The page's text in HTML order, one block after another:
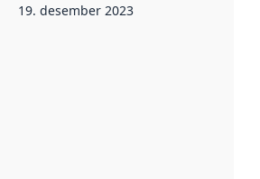
ble
19. desember 2023